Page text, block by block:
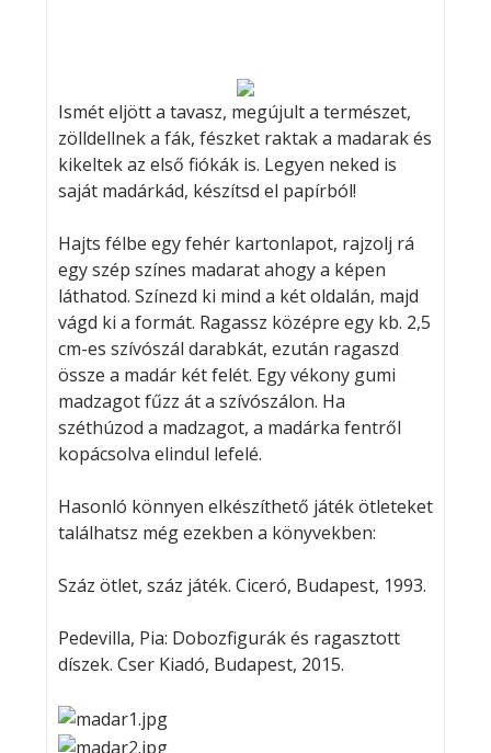
Ismét eljött a tavasz, megújult a természet,
zölldellnek a fák, fészket raktak a madarak és
kikeltek az első fiókák is. Legyen neked is
saját madárkád, készítsd el papírból!
Hajts félbe egy fehér kartonlapot, rajzolj rá
egy szép színes madarat ahogy a képen
láthatod. Színezd ki mind a két oldalán, majd
vágd ki a formát. Ragassz középre egy kb. 2,5
cm-es szívószál darabkát, ezután ragaszd
össze a madár két felét. Egy vékony gumi
madzagot fűzz át a szívószálon. Ha
széthúzod a madzagot, a madárka fentről
kopácsolva elindul lefelé.
Hasonló könnyen elkészíthető játék ötleteket
találhatsz még ezekben a könyvekben:
Száz ötlet, száz játék. Ciceró, Budapest, 1993.
Pedevilla, Pia: Dobozfigurák és ragasztott
díszek. Cser Kiadó, Budapest, 2015.